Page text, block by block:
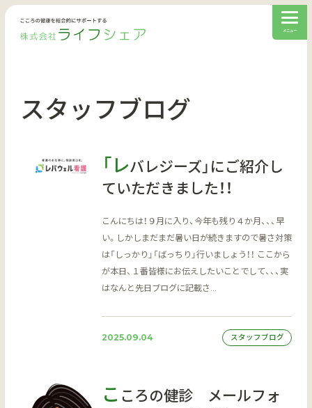
スタッフブログ
「レバレジーズ」にご紹介し
ていただきました！！
こんにちは！９月に入り、今年も残り４か月、、、早
い。しかしまだまだ暑い日が続きますので暑さ対策
は「しっかり」「ばっちり」行いましょう！！ ここから
が本日、１番皆様にお伝えしたいことでして、、、実
はなんと先日ブログに記載さ…
2025.09.04 スタッフブログ
こ ころの健診 メールフォ